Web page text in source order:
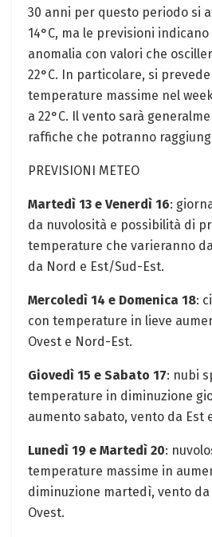
30 anni per questo periodo si
14°C, ma le previsioni
anomalia con valori che
22°C. In particolare, si
temperature massime nel
a 22°C. Il vento sarà
raffiche che potranno
PREVISIONI METEO
Martedì 13 e Venerdì 16:
da nuvolosità e possibilità di
temperature che varieranno
da Nord e Est/Sud-Est.
Mercoledì 14 e Domenica 18:
con temperature in lieve
Ovest e Nord-Est.
Giovedì 15 e Sabato 17: nubi
temperature in diminuzione
aumento sabato, vento da Est
Lunedì 19 e Martedì 20:
temperature massime in
diminuzione martedì, vento da
Ovest.